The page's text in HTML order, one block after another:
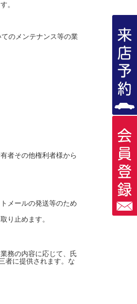
。
のメンテナンス等の業
者その他権利者様から
メールの発送等のため
り止めます。
務の内容に応じて、氏
者に提供されます。な